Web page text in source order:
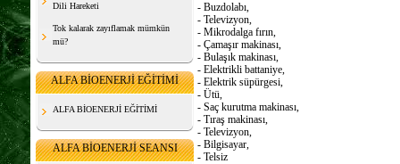
Dili Hareketi
Tok kalarak zayıflamak mümkün
mü?
ALFA BİOENERJİ EĞİTİMİ
ALFA BİOENERJİ EĞİTİMİ
ALFA BİOENERJİ SEANSI
- Buzdolabı,
- Televizyon,
- Mikrodalga fırın,
- Çamaşır makinası,
- Bulaşık makinası,
- Elektrikli battaniye,
- Elektrik süpürgesi,
- Ütü,
- Saç kurutma makinası,
- Tıraş makinası,
- Televizyon,
- Bilgisayar,
- Telsiz